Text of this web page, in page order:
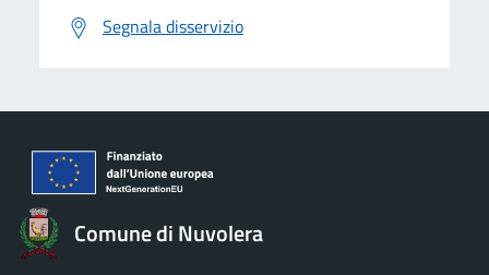
Segnala disservizio
Comune di Nuvolera